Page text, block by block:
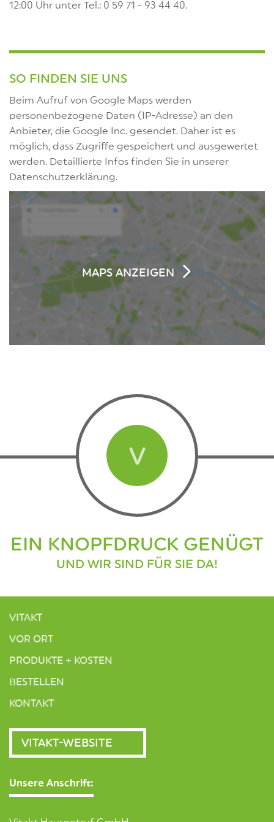
12:00 Uhr unter Tel.: 0 59 71 - 93 44 40.
SO FINDEN SIE UNS
Beim Aufruf von Google Maps werden
personenbezogene Daten (IP-Adresse) an den
Anbieter, die Google Inc. gesendet. Daher ist es
möglich, dass Zugriffe gespeichert und ausgewertet
werden. Detaillierte Infos finden Sie in unserer
Datenschutzerklärung.
MAPS ANZEIGEN
V
EIN KNOPFDRUCK GENÜGT
UND WIR SIND FÜR SIE DA!
VITAKT
VOR ORT
PRODUKTE + KOSTEN
BESTELLEN
KONTAKT
VITAKT-WEBSITE
Unsere Anschrift: